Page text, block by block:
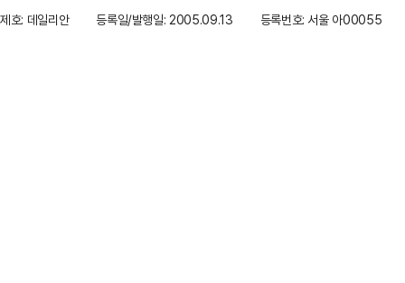
제호: 데일리안
등록일/발행일: 2005.09.13 등록번호: 서울 아00055